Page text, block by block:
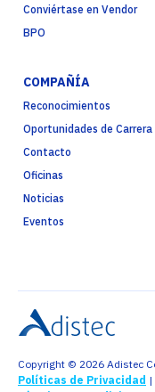
Conviértase en Vendor
BPO
COMPAÑÍA
Reconocimientos
Oportunidades de Carrera
Contacto
Oficinas
Noticias
Eventos
Copyright © 2026 Adistec
Políticas de Privacidad |